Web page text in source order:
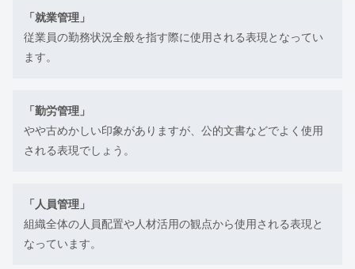
「就業管理」
従業員の勤務状況全般を指す際に使用される表現となってい
ます。
「勤労管理」
やや古めかしい印象がありますが、公的文書などでよく使用
される表現でしょう。
「人員管理」
組織全体の人員配置や人材活用の観点から使用される表現と
なっています。